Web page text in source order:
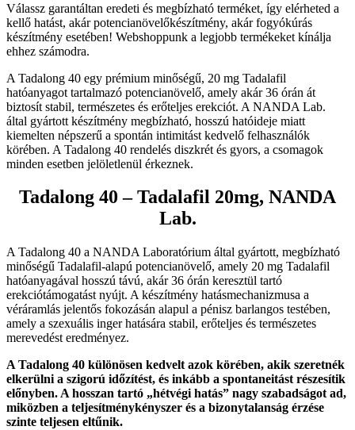
Válassz garantáltan eredeti és megbízható terméket, így elérheted a
kellő hatást, akár potencianövelőkészítmény, akár fogyókúrás
készítmény esetében! Webshoppunk a legjobb termékeket kínálja
ehhez számodra.
A Tadalong 40 egy prémium minőségű, 20 mg Tadalafil
hatóanyagot tartalmazó potencianövelő, amely akár 36 órán át
biztosít stabil, természetes és erőteljes erekciót. A NANDA Lab.
által gyártott készítmény megbízható, hosszú hatóideje miatt
kiemelten népszerű a spontán intimitást kedvelő felhasználók
körében. A Tadalong 40 rendelés diszkrét és gyors, a csomagok
minden esetben jelöletlenül érkeznek.
Tadalong 40 – Tadalafil 20mg, NANDA
Lab.
A Tadalong 40 a NANDA Laboratórium által gyártott, megbízható
minőségű Tadalafil-alapú potencianövelő, amely 20 mg Tadalafil
hatóanyagával hosszú távú, akár 36 órán keresztül tartó
erekciótámogatást nyújt. A készítmény hatásmechanizmusa a
véráramlás jelentős fokozásán alapul a pénisz barlangos testében,
amely a szexuális inger hatására stabil, erőteljes és természetes
merevedést eredményez.
A Tadalong 40 különösen kedvelt azok körében, akik szeretnék
elkerülni a szigorú időzítést, és inkább a spontaneitást részesítik
előnyben. A hosszan tartó „hétvégi hatás” nagy szabadságot ad,
miközben a teljesítménykényszer és a bizonytalanság érzése
szinte teljesen eltűnik.